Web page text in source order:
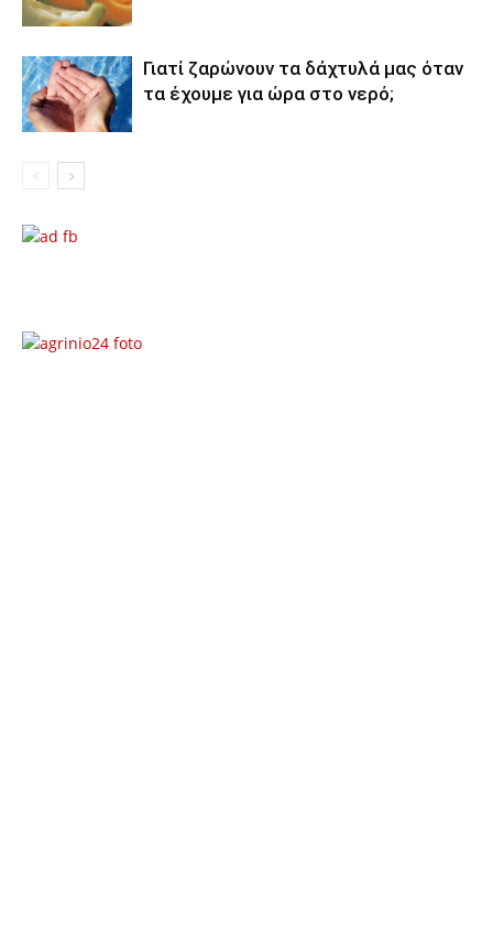
Γιατί ζαρώνουν τα δάχτυλά μας όταν
τα έχουμε για ώρα στο νερό;